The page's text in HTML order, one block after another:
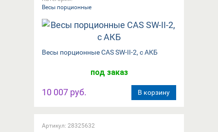
Весы порционные
Весы порционные CAS SW-II-2, с АКБ
под заказ
10 007 руб. В корзину
Артикул: 28325632